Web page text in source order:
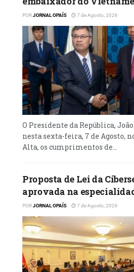
PORJORNAL OPAÍS 7 de Agosto, 2026
O Presidente da República,
nesta sexta-feira, 7 de Agosto,
Alta, os cumprimentos de...
Proposta de Lei da
aprovada na
PORJORNAL OPAÍS 7 de Agosto, 2026